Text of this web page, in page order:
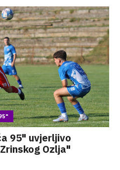
95" uvjerljivo
Ozlja"